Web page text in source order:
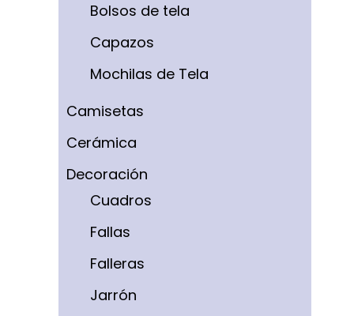
Bolsos de tela
Capazos
Mochilas de Tela
Camisetas
Cerámica
Decoración
Cuadros
Fallas
Falleras
Jarrón